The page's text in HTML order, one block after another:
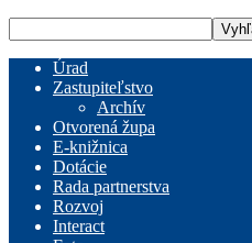
Úrad
Zastupiteľstvo
Archív
Otvorená župa
E-knižnica
Dotácie
Rada partnerstva
Rozvoj
Interact